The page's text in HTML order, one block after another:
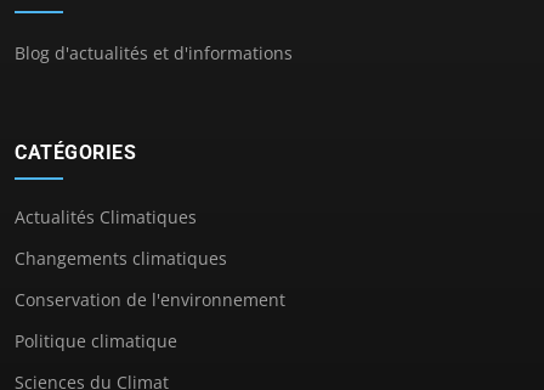
Blog d'actualités et d'informations
CATÉGORIES
Actualités Climatiques
Changements climatiques
Conservation de l'environnement
Politique climatique
Sciences du Climat